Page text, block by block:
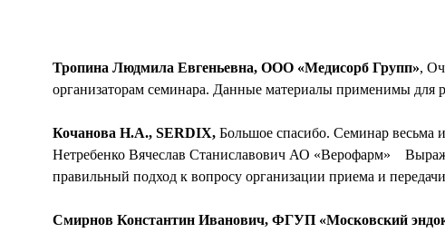
Тропина Людмила Евгеньевна, ООО «Медисорб Групп»,
организаторам семинара. Данные материалы применимы для
Кочанова Н.А., SERDIX, Большое спасибо. Семинар весьма
Нетребенко Вячеслав Станиславович АО «Верофарм»
правильный подход к вопросу организации приема и
Смирнов Константин Иванович, ФГУП «Московский